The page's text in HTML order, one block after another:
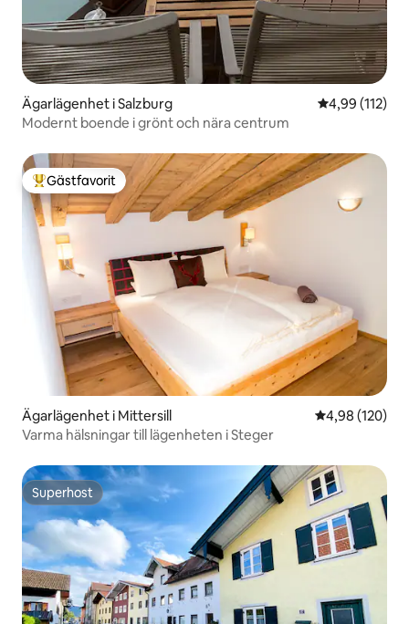
Ägarlägenhet i Salzburg 4,99 av 5 i
4,99 (112)
Modernt boende i grönt och nära centrum
Populär gästfavorit
Gästfavorit
Ägarlägenhet i Mittersill 4,98 av 5 i
4,98 (120)
Varma hälsningar till lägenheten i Steger
Superhost
Superhost